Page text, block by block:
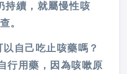
持續，就屬慢性咳
。
自己吃止咳藥嗎？
行用藥，因為咳嗽原